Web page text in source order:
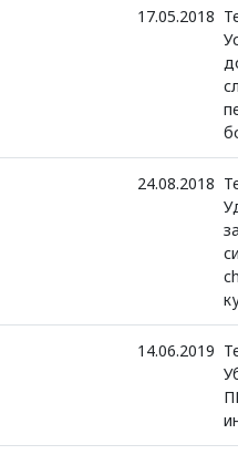
17.05.2018
24.08.2018
14.06.2019